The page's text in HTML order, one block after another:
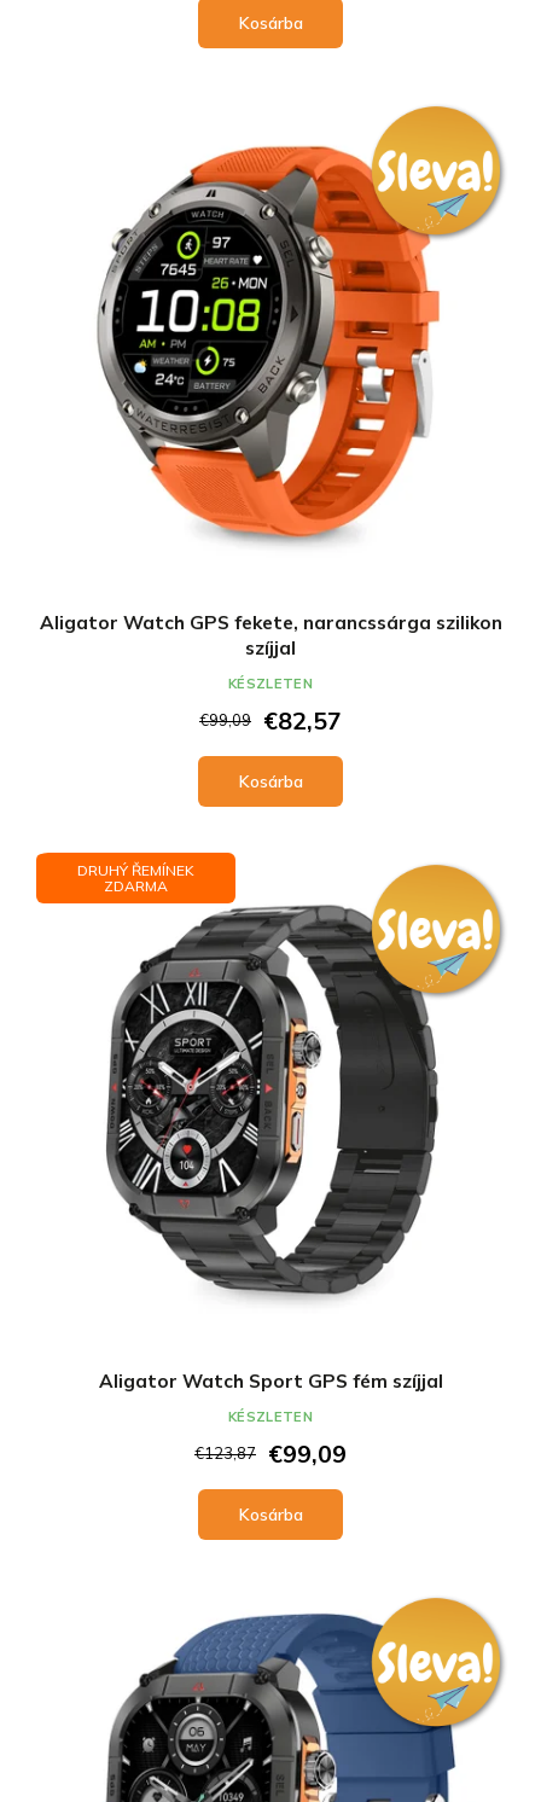
Kosárba
Aligator Watch GPS fekete, narancssárga szilikon
szíjjal
€99,09 €82,57
Kosárba
KÉSZLETEN
DRUHÝ ŘEMÍNEK
ZDARMA
Aligator Watch Sport GPS fém szíjjal
€123,87 €99,09
Kosárba
KÉSZLETEN